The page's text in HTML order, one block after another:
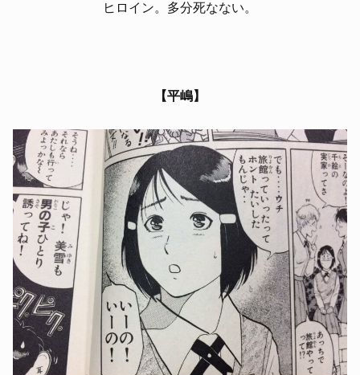
ヒロイン。多分死なない。
【平嶋】